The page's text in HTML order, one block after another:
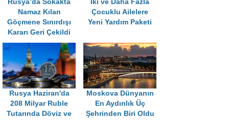
Rusya’da Sokakta
Namaz Kılan
Göçmene Sınırdışı
Kararı Geri Çekildi
İki ve Daha Fazla
Çocuklu Ailelere
Yeni Yardım Paketi
Rusya Haziran'da
208 Milyar Ruble
Tutarında Döviz ve
Moskova Dünyanın
En Aydınlık Üç
Şehrinden Biri Oldu